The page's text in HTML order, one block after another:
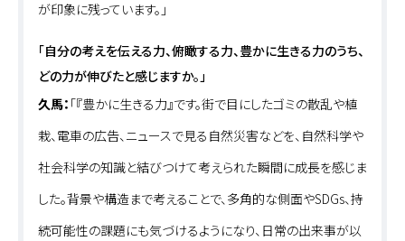
が印象に残っています。」
「自分の考えを伝える力、俯瞰する力、豊かに生きる力のうち、
どの力が伸びたと感じますか。」
久馬： 「『豊かに生きる力』です。街で目にしたゴミの散乱や植
栽、電車の広告、ニュースで見る自然災害などを、自然科学や
社会科学の知識と結びつけて考えられた瞬間に成長を感じま
した。背景や構造まで考えることで、多角的な側面やSDGs、持
続可能性の課題にも気づけるようになり、日常の出来事が以